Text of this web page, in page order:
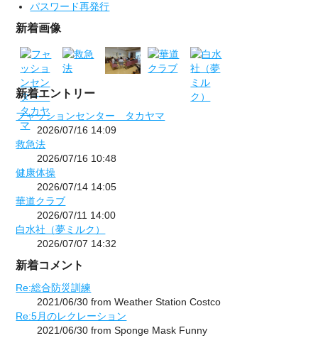
パスワード再発行
新着画像
新着エントリー
フャッションセンター タカヤマ
2026/07/16 14:09
救急法
2026/07/16 10:48
健康体操
2026/07/14 14:05
華道クラブ
2026/07/11 14:00
白水社（夢ミルク）
2026/07/07 14:32
新着コメント
Re:総合防災訓練
2021/06/30 from Weather Station Costco
Re:5月のレクレーション
2021/06/30 from Sponge Mask Funny